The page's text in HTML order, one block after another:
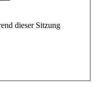
dieser Sitzung